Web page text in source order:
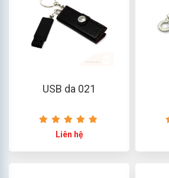
USB da 021
Liên hệ